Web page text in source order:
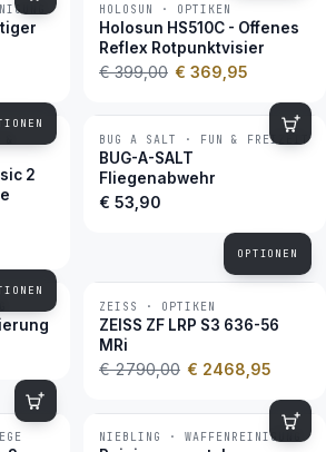
−7 %
HOLOSUN · OPTIKEN
Holosun HS510C - Offenes
Reflex Rotpunktvisier
€ 399,00 € 369,95
2
BUG A SALT · FUN & FREIZEIT
BUG-A-SALT
Fliegenabwehr
€ 53,90
OPTIONEN
−12 %
ZEISS · OPTIKEN
ZEISS ZF LRP S3 636-56
MRi
€ 2790,00 € 2468,95
BESTSELLER
NIEBLING · WAFFENREINIGUNG